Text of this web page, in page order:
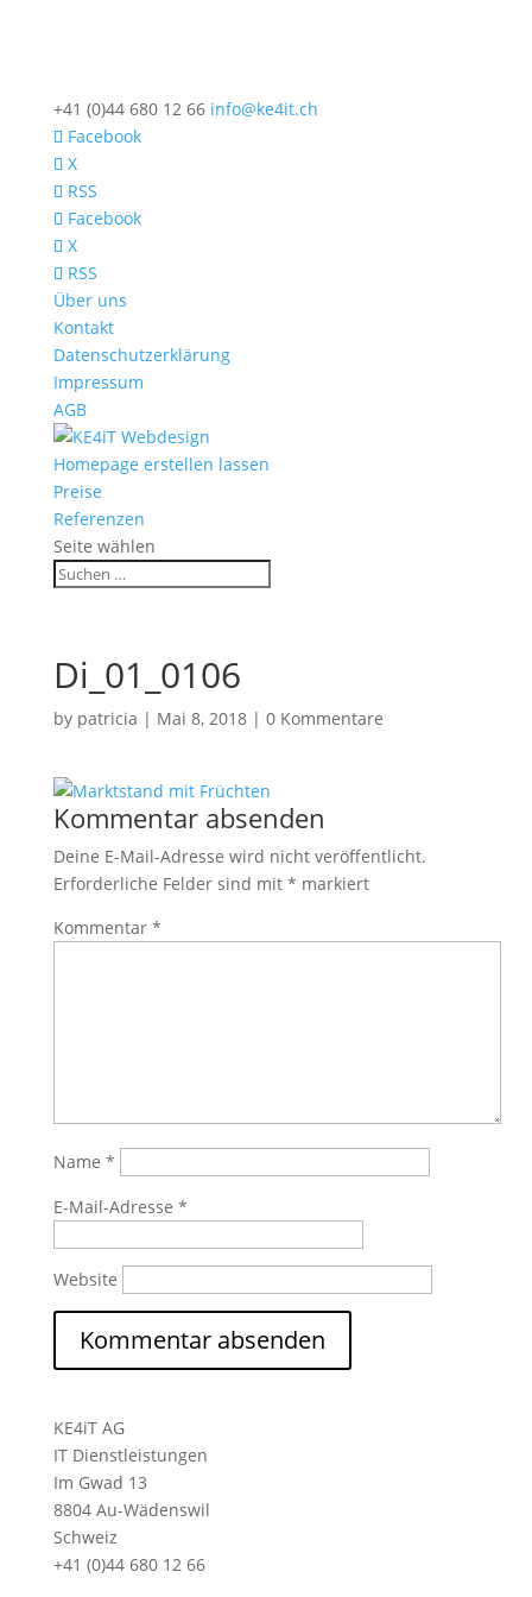
+41 (0)44 680 12 66 info@ke4it.ch
Facebook
X
RSS
Facebook
X
RSS
Über uns
Kontakt
Datenschutzerklärung
Impressum
AGB
Homepage erstellen lassen
Preise
Referenzen
Seite wählen
Di_01_0106
by patricia | Mai 8, 2018| 0 Kommentare
Kommentar absenden
Deine E-Mail-Adresse wird nicht veröffentlicht.
Erforderliche Felder sind mit * markiert
Kommentar *
Name *
E-Mail-Adresse *
Website
KE4iT AG
IT Dienstleistungen
Im Gwad 13
8804 Au-Wädenswil
Schweiz
+41 (0)44 680 12 66